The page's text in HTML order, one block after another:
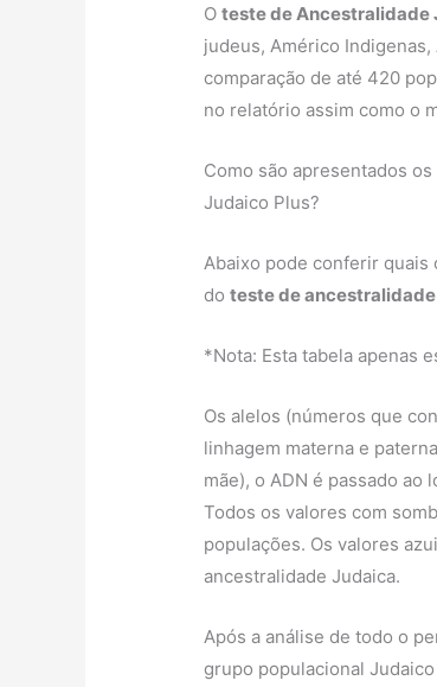
Oteste de Ancestralidade
judeus, Américo
comparação de até 420
no relatório assim como o
Como são apresentados
Judaico Plus?
Abaixo pode conferir quais
doteste de
*Nota: Esta tabela apenas
Os alelos (números que
linhagem materna e
mãe), o ADN é passado
Todos os valores com
populações. Os valores
ancestralidade Judaica.
Após a análise de todo o
grupo populacional